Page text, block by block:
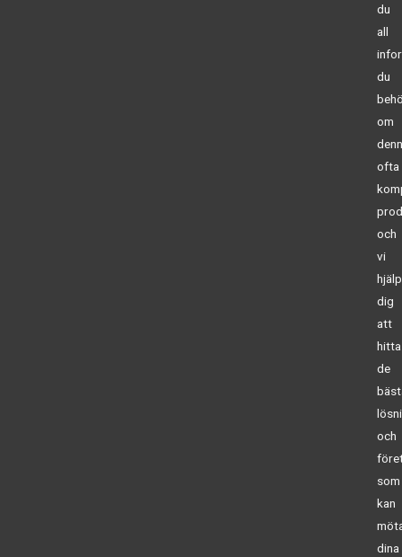
du
all
du
om
ofta
och
vi
dig
att
hitta
de
och
som
kan
dina